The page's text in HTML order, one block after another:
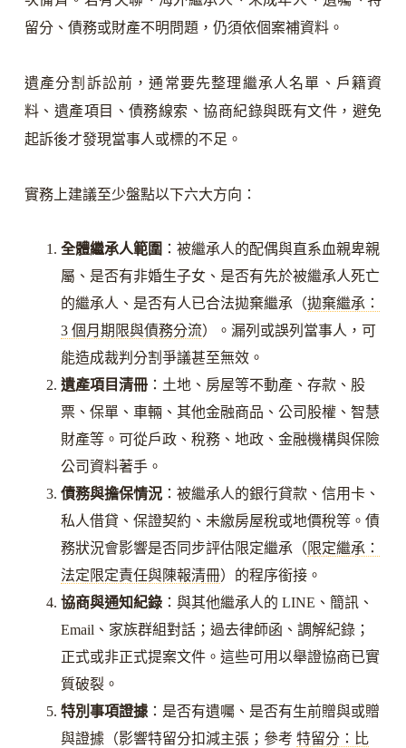
留分、債務或財產不明問題，仍須依個案補資料。
遺產分割訴訟前，通常要先整理繼承人名單、戶籍資
料、遺產項目、債務線索、協商紀錄與既有文件，避免
起訴後才發現當事人或標的不足。
實務上建議至少盤點以下六大方向：
全體繼承人範圍 ：被繼承人的配偶與直系血親卑親
屬、是否有非婚生子女、是否有先於被繼承人死亡
的繼承人、是否有人已合法拋棄繼承（拋棄繼承：
3 個月期限與債務分流）。漏列或誤列當事人，可
能造成裁判分割爭議甚至無效。
遺產項目清冊：土地、房屋等不動產、存款、股
票、保單、車輛、其他金融商品、公司股權、智慧
財產等。可從戶政、稅務、地政、金融機構與保險
公司資料著手。
債務與擔保情況：被繼承人的銀行貸款、信用卡、
私人借貸、保證契約、未繳房屋稅或地價稅等。債
務狀況會影響是否同步評估限定繼承（ 限定繼承：
法定限定責任與陳報清冊）的程序銜接。
協商與通知紀錄：與其他繼承人的 LINE、簡訊、
Email、家族群組對話；過去律師函、調解紀錄；
正式或非正式提案文件。這些可用以舉證協商已實
質破裂。
特別事項證據：是否有遺囑、是否有生前贈與或贈
與證據（影響特留分扣減主張；參考 特留分：比